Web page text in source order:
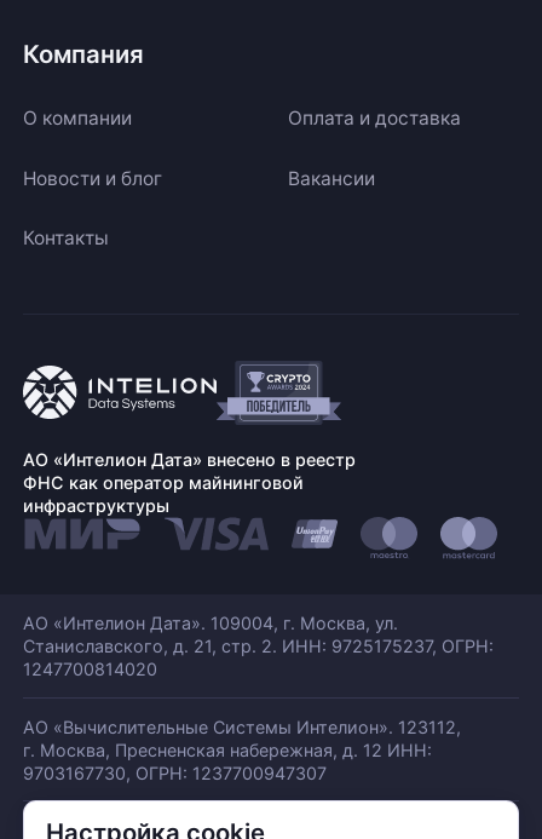
Настройка cookie
Компания
О компании Оплата и доставка
Новости и блог Вакансии
Контакты
АО «Интелион Дата» внесено в реестр
ФНС как оператор майнинговой
инфраструктуры
АО «Интелион Дата». 109004, г. Москва, ул.
Станиславского, д. 21, стр. 2. ИНН: 9725175237, ОГРН:
1247700814020
АО «Вычислительные Системы Интелион». 123112,
г. Москва, Пресненская набережная, д. 12 ИНН:
9703167730, ОГРН: 1237700947307
© АО «ИНТЕЛИОН ДАТА» 2026